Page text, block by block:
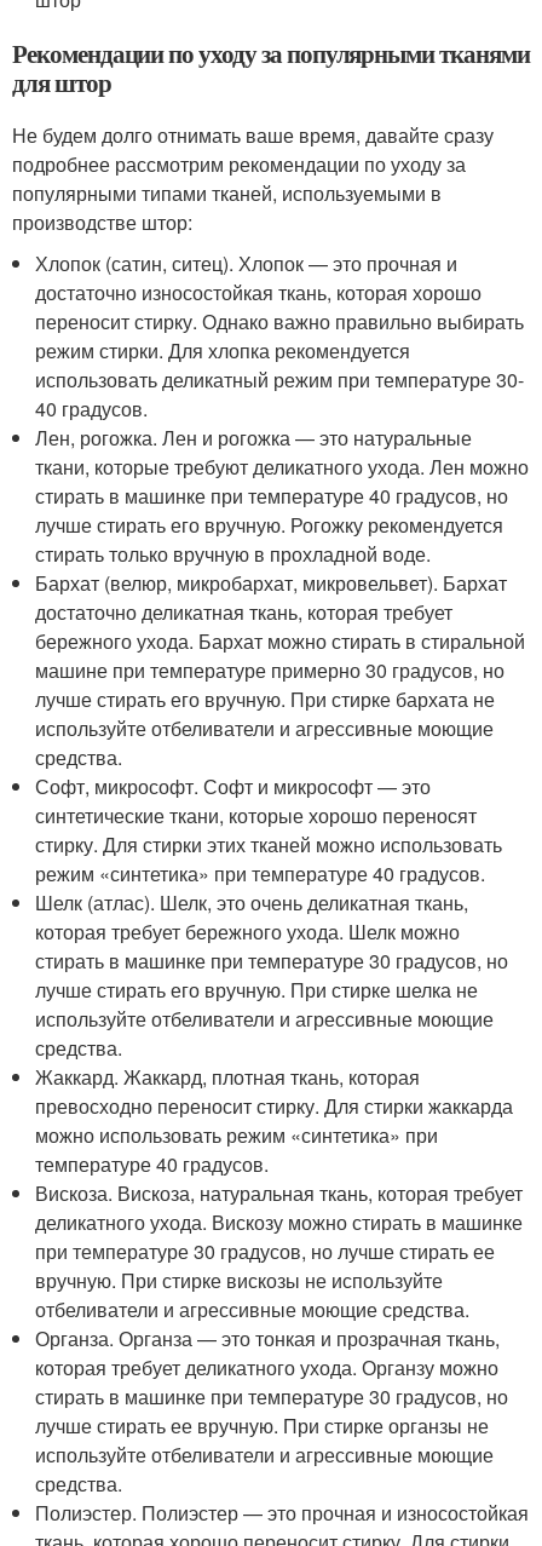
Рекомендации по уходу за популярными тканями
для штор
Не будем долго отнимать ваше время, давайте сразу
подробнее рассмотрим рекомендации по уходу за
популярными типами тканей, используемыми в
производстве штор:
Хлопок (сатин, ситец). Хлопок — это прочная и
достаточно износостойкая ткань, которая хорошо
переносит стирку. Однако важно правильно выбирать
режим стирки. Для хлопка рекомендуется
использовать деликатный режим при температуре 30-
40 градусов.
Лен, рогожка. Лен и рогожка — это натуральные
ткани, которые требуют деликатного ухода. Лен можно
стирать в машинке при температуре 40 градусов, но
лучше стирать его вручную. Рогожку рекомендуется
стирать только вручную в прохладной воде.
Бархат (велюр, микробархат, микровельвет). Бархат
достаточно деликатная ткань, которая требует
бережного ухода. Бархат можно стирать в стиральной
машине при температуре примерно 30 градусов, но
лучше стирать его вручную. При стирке бархата не
используйте отбеливатели и агрессивные моющие
средства.
Софт, микрософт. Софт и микрософт — это
синтетические ткани, которые хорошо переносят
стирку. Для стирки этих тканей можно использовать
режим «синтетика» при температуре 40 градусов.
Шелк (атлас). Шелк, это очень деликатная ткань,
которая требует бережного ухода. Шелк можно
стирать в машинке при температуре 30 градусов, но
лучше стирать его вручную. При стирке шелка не
используйте отбеливатели и агрессивные моющие
средства.
Жаккард. Жаккард, плотная ткань, которая
превосходно переносит стирку. Для стирки жаккарда
можно использовать режим «синтетика» при
температуре 40 градусов.
Вискоза. Вискоза, натуральная ткань, которая требует
деликатного ухода. Вискозу можно стирать в машинке
при температуре 30 градусов, но лучше стирать ее
вручную. При стирке вискозы не используйте
отбеливатели и агрессивные моющие средства.
Органза. Органза — это тонкая и прозрачная ткань,
которая требует деликатного ухода. Органзу можно
стирать в машинке при температуре 30 градусов, но
лучше стирать ее вручную. При стирке органзы не
используйте отбеливатели и агрессивные моющие
средства.
Полиэстер. Полиэстер — это прочная и износостойкая